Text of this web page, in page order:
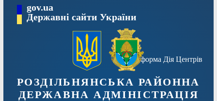
Перейтиgov.ua
Державні сайти України
Платформа Дія Центрів
РОЗДІЛЬНЯНСЬКА РАЙОННА
ДЕРЖАВНА АДМІНІСТРАЦІЯ